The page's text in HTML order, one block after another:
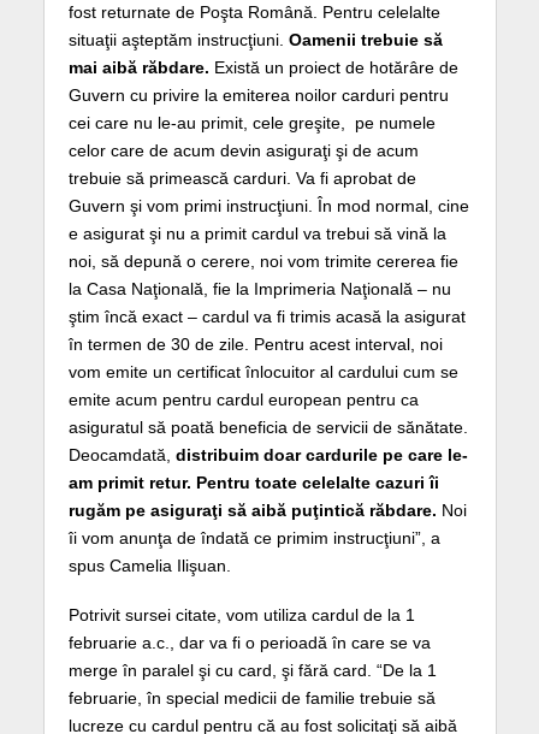
fost returnate de Poşta Română. Pentru celelalte
situaţii aşteptăm instrucţiuni. Oamenii trebuie să
mai aibă răbdare. Există un proiect de hotărâre de
Guvern cu privire la emiterea noilor carduri pentru
cei care nu le-au primit, cele greşite, pe numele
celor care de acum devin asiguraţi şi de acum
trebuie să primească carduri. Va fi aprobat de
Guvern şi vom primi instrucţiuni. În mod normal, cine
e asigurat şi nu a primit cardul va trebui să vină la
noi, să depună o cerere, noi vom trimite cererea fie
la Casa Naţională, fie la Imprimeria Naţională – nu
ştim încă exact – cardul va fi trimis acasă la asigurat
în termen de 30 de zile. Pentru acest interval, noi
vom emite un certificat înlocuitor al cardului cum se
emite acum pentru cardul european pentru ca
asiguratul să poată beneficia de servicii de sănătate.
Deocamdată, distribuim doar cardurile pe care le-
am primit retur. Pentru toate celelalte cazuri îi
rugăm pe asiguraţi să aibă puţintică răbdare. Noi
îi vom anunţa de îndată ce primim instrucţiuni”, a
spus Camelia Ilişuan.
Potrivit sursei citate, vom utiliza cardul de la 1
februarie a.c., dar va fi o perioadă în care se va
merge în paralel şi cu card, şi fără card. “De la 1
februarie, în special medicii de familie trebuie să
lucreze cu cardul pentru că au fost solicitaţi să aibă